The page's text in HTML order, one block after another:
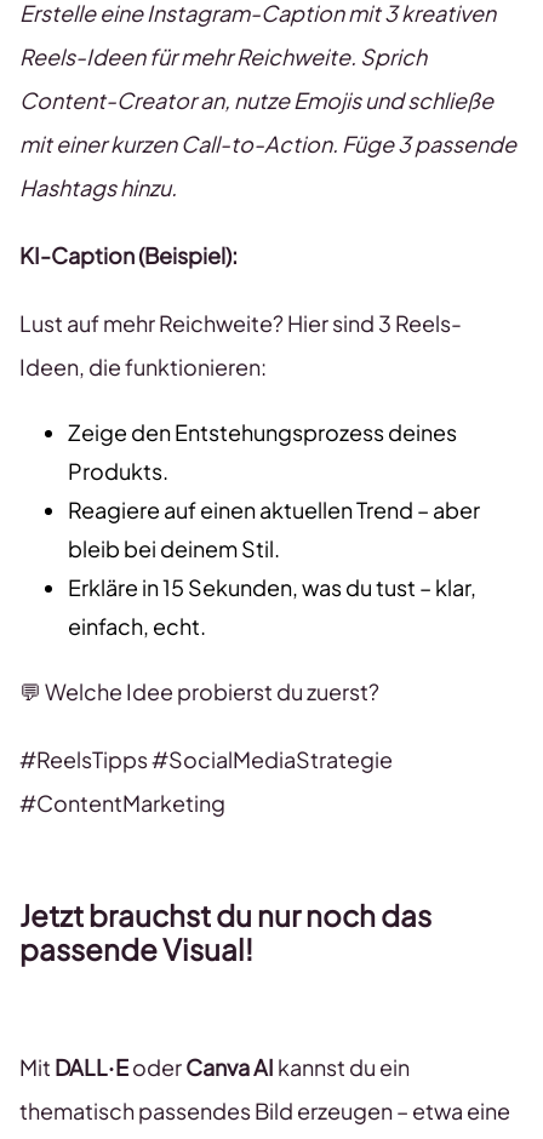
Erstelle eine Instagram-Caption mit 3 kreativen
Reels-Ideen für mehr Reichweite. Sprich
Content-Creator an, nutze Emojis und schließe
mit einer kurzen Call-to-Action. Füge 3 passende
Hashtags hinzu.
KI-Caption (Beispiel):
Lust auf mehr Reichweite? Hier sind 3 Reels-
Ideen, die funktionieren:
Zeige den Entstehungsprozess deines
Produkts.
Reagiere auf einen aktuellen Trend – aber
bleib bei deinem Stil.
Erkläre in 15 Sekunden, was du tust – klar,
einfach, echt.
💬 Welche Idee probierst du zuerst?
#ReelsTipps #SocialMediaStrategie
#ContentMarketing
Jetzt brauchst du nur noch das
passende Visual!
Mit DALL·EoderCanva AI kannst du ein
thematisch passendes Bild erzeugen – etwa eine